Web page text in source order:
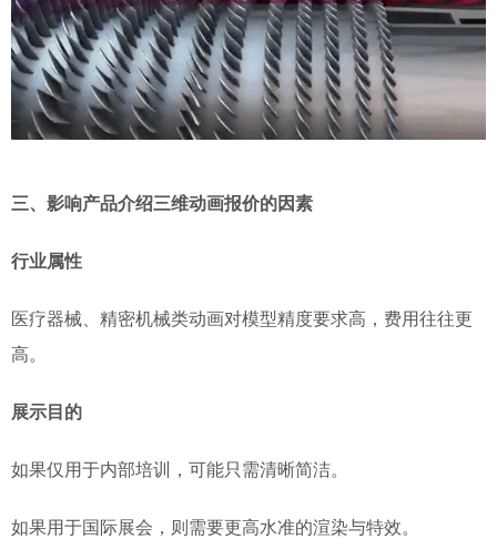
三、影响产品介绍三维动画报价的因素
行业属性
医疗器械、精密机械类动画对模型精度要求高，费用往往更
高。
展示目的
如果仅用于内部培训，可能只需清晰简洁。
如果用于国际展会，则需要更高水准的渲染与特效。